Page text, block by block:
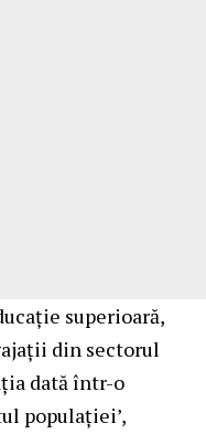
superioară,
din sectorul
dată într-o
populației’,